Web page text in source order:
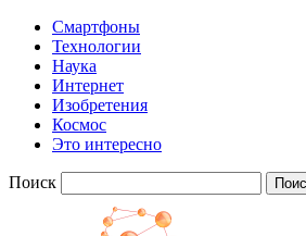
Смартфоны
Технологии
Наука
Интернет
Изобретения
Космос
Это интересно
Поиск